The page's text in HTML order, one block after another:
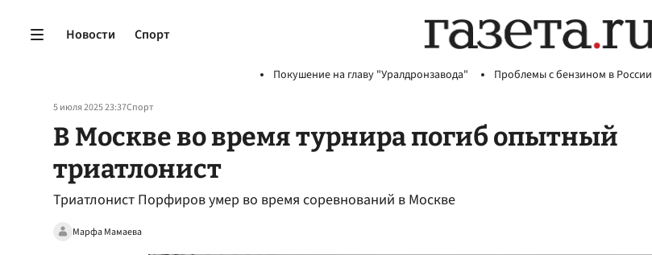
Новости Спорт
Покушение на главу "Уралдронзавода" Проблемы с бензином в России
5 июля 2025 23:37Спорт
В Москве во время турнира погиб опытный
триатлонист
Триатлонист Порфиров умер во время соревнований в Москве
Марфа Мамаева